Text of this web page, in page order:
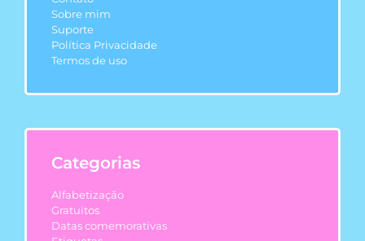
Sobre mim
Suporte
Política Privacidade
Termos de uso
Categorias
Alfabetização
Gratuitos
Datas comemorativas